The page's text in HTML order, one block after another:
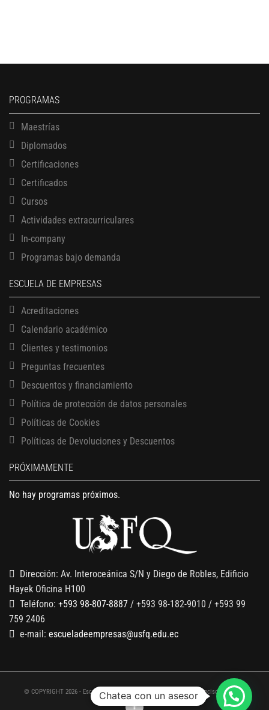
PROGRAMAS
Maestrías
Diplomados
Certificaciones
Certificados
Cursos
Actividades extracurriculares
In-company
Programas bajo demanda
ESCUELA DE EMPRESAS
Acreditaciones
Calendario académico
Clientes y testimonios
Preguntas frecuentes
Descuentos y financiamiento
Política de protección de datos personales
Políticas de Cookies
Políticas de Devoluciones y Descuentos
PRÓXIMAMENTE
No hay programas próximos.
Dirección: Av. Interoceánica S/N y Diego de Robles, Edificio
Hayek Oficina H100
Teléfono: +593 98-807-8887 / +593 98-182-9010 / +593 99
759 2406
e-mail: escueladeempresas@usfq.edu.ec
© COPYRIGHT 2026 - Escuela de Empresas de la Universidad San Francisco de Quito
Chatea con un asesor